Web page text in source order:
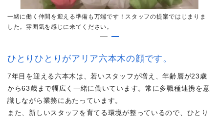
一緒に働く仲間を迎える準備も万端です！スタッフの提案ではじまりま
した。雰囲気を感じに来てください。
ひとりひとりがアリア六本木の顔です。
7年目を迎える六本木は、若いスタッフが増え、年齢層が23歳
から63歳まで幅広く一緒に働いています。常に多職種連携を意
識しながら業務にあたっています。
また、新しいスタッフを育てる環境が整っているので、ひとり